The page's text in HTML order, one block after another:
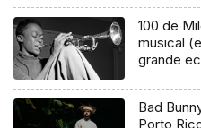
100 de
musical
grande
Bad
Porto